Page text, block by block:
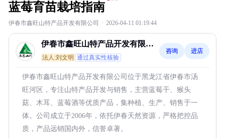
蓝莓育苗栽培指南
伊春市鑫旺山特产品开发有限公司 · 2026-04-11 01:19:44
伊春市鑫旺山特产品开发有限公
司
法人:刘文明 通过真实性核验
咨询 进店
伊春市鑫旺山特产品开发有限公司位于黑龙江省伊春市汤
旺河区，专注山特产品开发与销售，主营蓝莓干、猴头
菇、木耳、蓝莓酒等优质产品，集种植、生产、销售于一
体。公司成立于2006年，依托伊春天然资源，严格把控品
质，产品远销国内外，信誉卓著。